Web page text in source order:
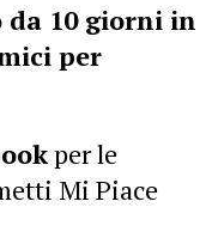
da 10 giorni in
per
per le
Mi Piace